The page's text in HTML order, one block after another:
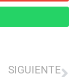
SIGUIENTE